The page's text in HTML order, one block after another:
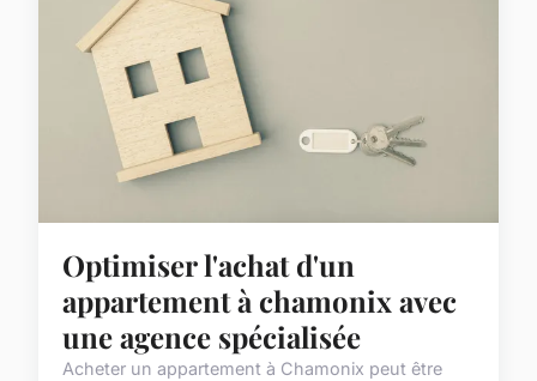
Optimiser l'achat d'un
appartement à chamonix avec
une agence spécialisée
Acheter un appartement à Chamonix peut être